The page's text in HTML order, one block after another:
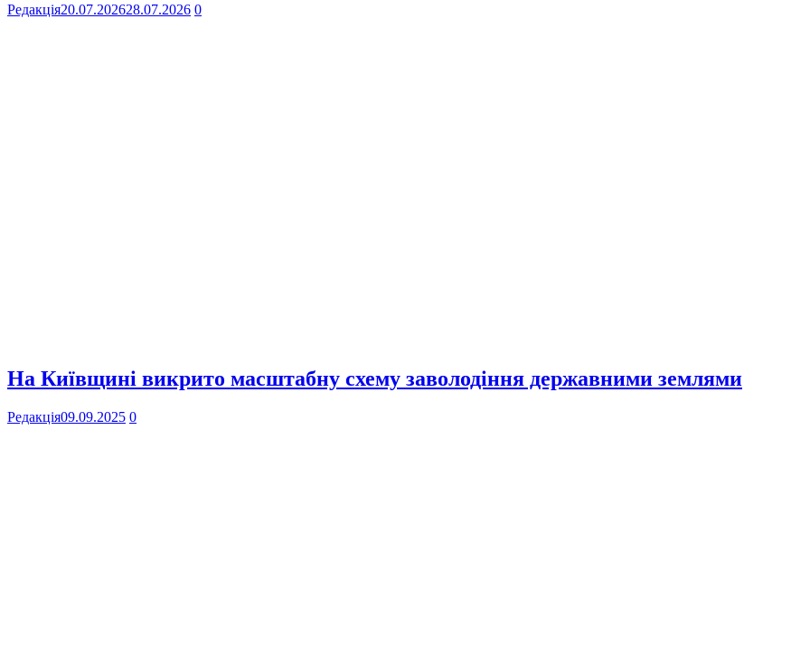
Редакція20.07.202628.07.2026 0
На Київщині викрито масштабну схему заволодіння державними землями
Редакція09.09.2025 0